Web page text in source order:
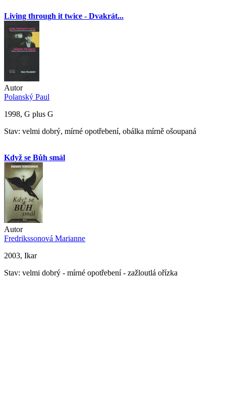
Living through it twice - Dvakrát...
Autor
Polanský Paul
1998, G plus G
Stav: velmi dobrý, mírné opotřebení, obálka mírně ošoupaná
Když se Bůh smál
Autor
Fredrikssonová Marianne
2003, Ikar
Stav: velmi dobrý - mírné opotřebení - zažloutlá ořízka